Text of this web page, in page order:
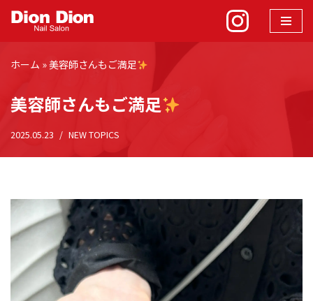
テ
ツ
ス
キ
ホーム »美容師さんもご満足
美容師さんもご満足
2025.05.23 NEW TOPICS